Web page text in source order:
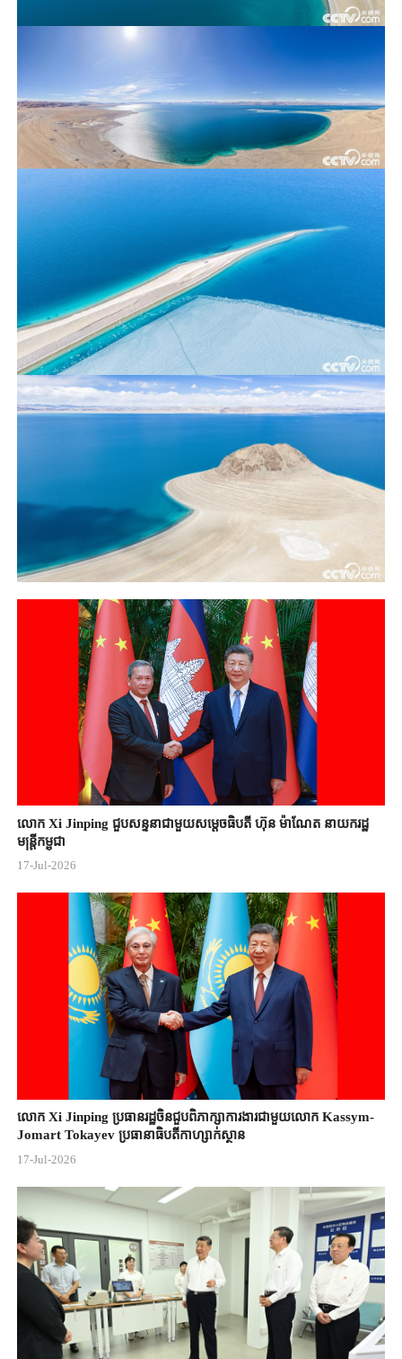
លោក Xi Jinping ជួបសន្ទនាជាមួយសម្តេចធិបតី ហ៊ុន ម៉ាណែត នាយករដ្ឋ
មន្ត្រីកម្ពុជា
17-Jul-2026
លោក Xi Jinping ប្រធានរដ្ឋចិន​ជួបពិភាក្សា​ការងារជាមួយ​លោក Kassym-
Jomart ​Tokayev ​ប្រធានាធិបតី​កាហ្សាក់ស្ថាន​
17-Jul-2026